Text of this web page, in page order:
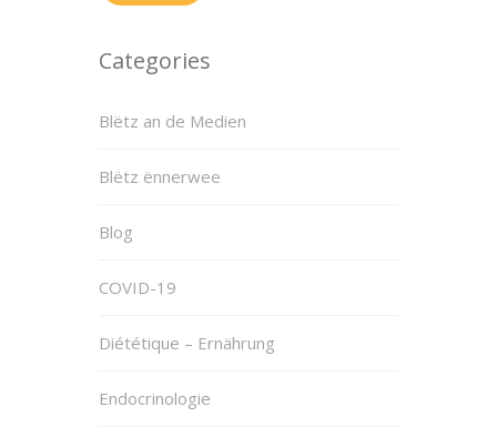
Categories
Blëtz an de Medien
Blëtz ënnerwee
Blog
COVID-19
Diététique – Ernährung
Endocrinologie